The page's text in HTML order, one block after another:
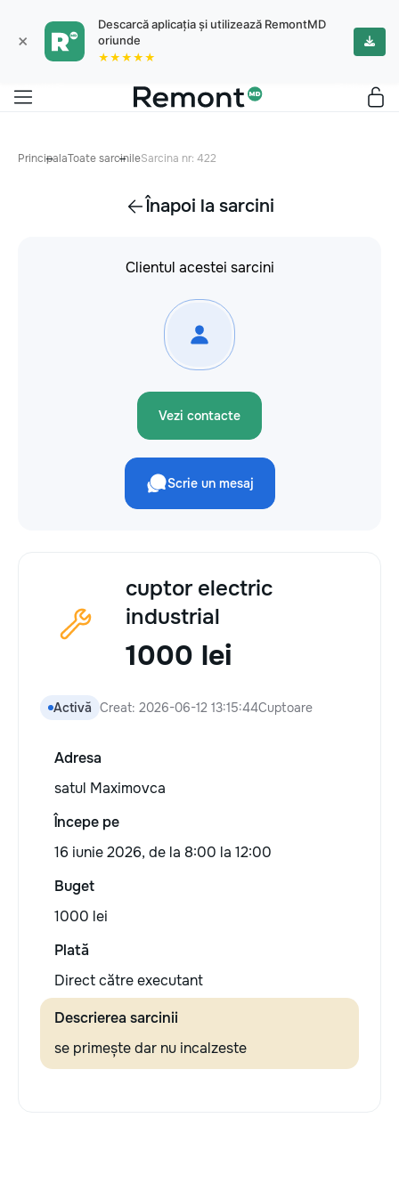
×
Descarcă aplicația și utilizează RemontMD
oriunde
★★★★★
PrincipalaToate sarcinileSarcina nr: 422
Înapoi la sarcini
Clientul acestei sarcini
Vezi contacte
Scrie un mesaj
cuptor electric
industrial
1000 lei
Activă Creat: 2026-06-12 13:15:44Cuptoare
Adresa
satul Maximovca
Începe pe
16 iunie 2026, de la 8:00 la 12:00
Buget
1000 lei
Plată
Direct către executant
Descrierea sarcinii
se primește dar nu incalzeste